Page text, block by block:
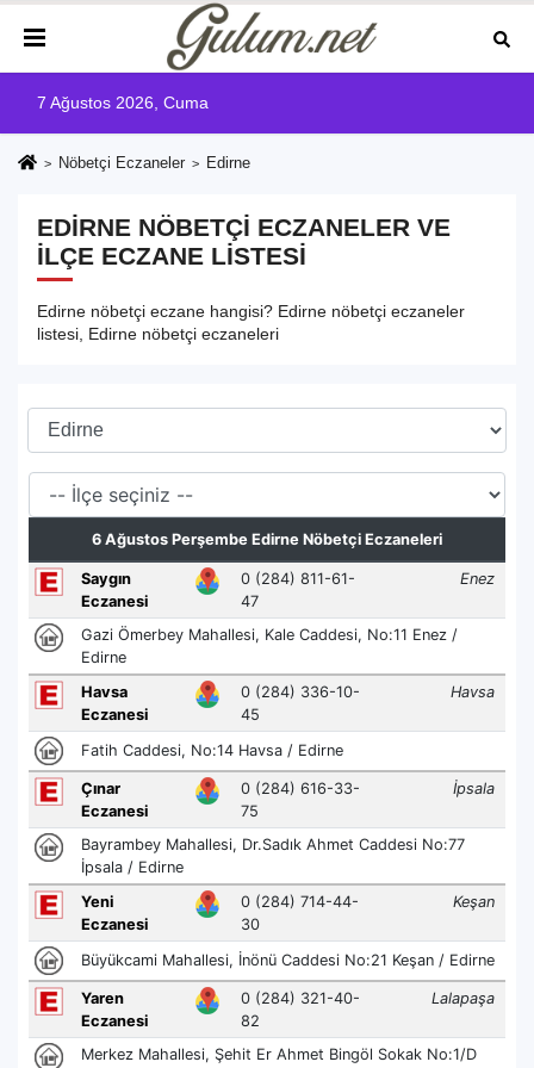
7 Ağustos 2026, Cuma
Nöbetçi Eczaneler Edirne
EDIRNE NÖBETÇI ECZANELER VE
İLÇE ECZANE LISTESI
Edirne nöbetçi eczane hangisi? Edirne nöbetçi eczaneler
listesi, Edirne nöbetçi eczaneleri